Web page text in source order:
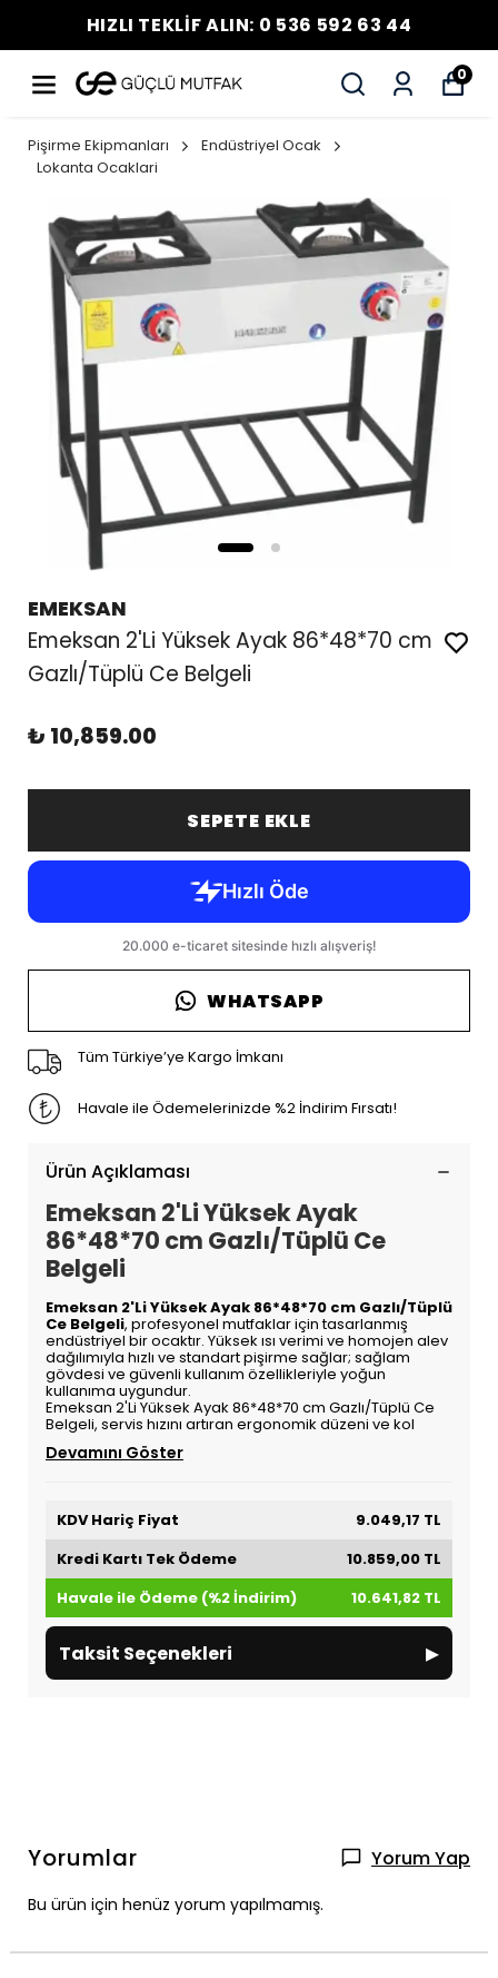
HIZLI TEKLİF ALIN: 0 536 592 63 44
0
Pişirme Ekipmanları
Endüstriyel Ocak
Lokanta Ocaklari
EMEKSAN
Emeksan 2'Li Yüksek Ayak 86*48*70 cm
Gazlı/Tüplü Ce Belgeli
₺ 10,859.00
SEPETE EKLE
WHATSAPP
Tüm Türkiye’ye Kargo İmkanı
Havale ile Ödemelerinizde %2 İndirim Fırsatı!
Ürün Açıklaması
Emeksan 2'Li Yüksek Ayak
86*48*70 cm Gazlı/Tüplü Ce
Belgeli
Emeksan 2'Li Yüksek Ayak 86*48*70 cm Gazlı/Tüplü
Ce Belgeli, profesyonel mutfaklar için tasarlanmış
endüstriyel bir ocaktır. Yüksek ısı verimi ve homojen alev
dağılımıyla hızlı ve standart pişirme sağlar; sağlam
gövdesi ve güvenli kullanım özellikleriyle yoğun
kullanıma uygundur.
Emeksan 2'Li Yüksek Ayak 86*48*70 cm Gazlı/Tüplü Ce
Belgeli, servis hızını artıran ergonomik düzeni ve kol
Devamını Göster
KDV Hariç Fiyat
9.049,17 TL
Kredi Kartı Tek Ödeme
10.859,00 TL
Havale ile Ödeme (%2 İndirim)
10.641,82 TL
Taksit Seçenekleri ▸
Yorumlar Yorum Yap
Bu ürün için henüz yorum yapılmamış.